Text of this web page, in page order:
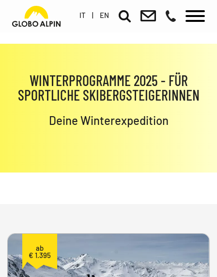
IT | EN
WINTERPROGRAMME 2025 - FÜR
SPORTLICHE SKIBERGSTEIGERINNEN
Deine Winterexpedition
ab
€ 1.395